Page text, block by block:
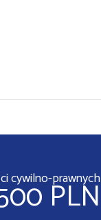
cywilno-prawnych
PLN